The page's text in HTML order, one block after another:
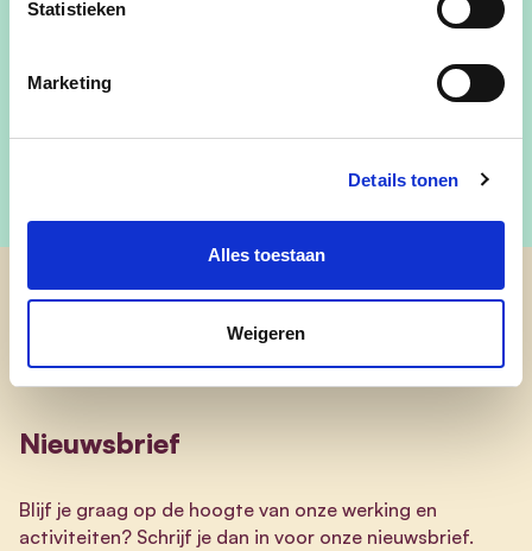
Statistieken
Marketing
Details tonen
Alles toestaan
Weigeren
cd&v Boortmeerbeek
Nieuwsbrief
Blijf je graag op de hoogte van onze werking en
activiteiten? Schrijf je dan in voor onze nieuwsbrief.